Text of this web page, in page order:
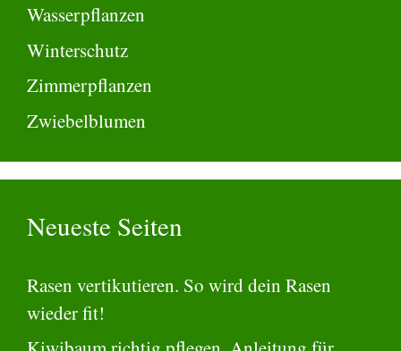
Wasserpflanzen
Winterschutz
Zimmerpflanzen
Zwiebelblumen
Neueste Seiten
Rasen vertikutieren. So wird dein Rasen
wieder fit!